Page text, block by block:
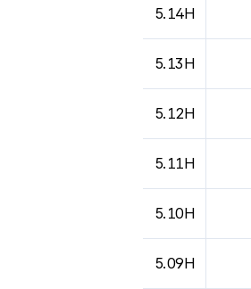
5.14H
5.13H
5.12H
5.11H
5.10H
5.09H